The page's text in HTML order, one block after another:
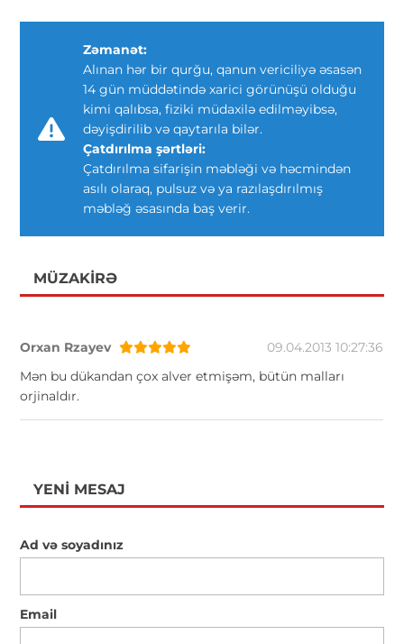
Zəmanət:
Alınan hər bir qurğu, qanun vericiliyə əsasən
14 gün müddətində xarici görünüşü olduğu
kimi qalıbsa, fiziki müdaxilə edilməyibsə,
dəyişdirilib və qaytarıla bilər.
Çatdırılma şərtləri:
Çatdırılma sifarişin məbləği və həcmindən
asılı olaraq, pulsuz və ya razılaşdırılmış
məbləğ əsasında baş verir.
MÜZAKIRƏ
Orxan Rzayev
09.04.2013 10:27:36
Mən bu dükandan çox alver etmişəm, bütün malları
orjinaldır.
YENI MESAJ
Ad və soyadınız
Email